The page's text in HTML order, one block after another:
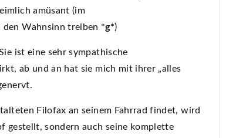
amüsant (im
Wahnsinn treiben *g*)
ist eine sehr sympathische
ab und an hat sie mich mit ihrer „alles
Filofax an seinem Fahrrad findet, wird
gestellt, sondern auch seine komplette